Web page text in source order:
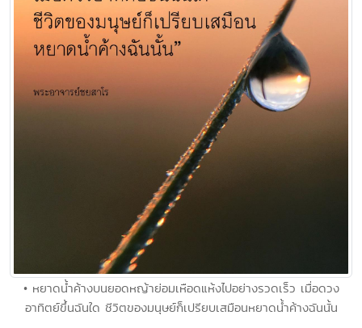
• หยาดน้ำค้างบนยอดหญ้าย่อมเหือดแห้งไปอย่างรวดเร็ว เมื่อดวง
อาทิตย์ขึ้นฉันใด ชีวิตของมนุษย์ก็เปรียบเสมือนหยาดน้ำค้างฉันนั้น